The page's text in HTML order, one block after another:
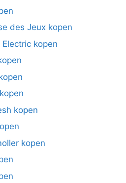
des Jeux kopen
kopen
kopen
kopen